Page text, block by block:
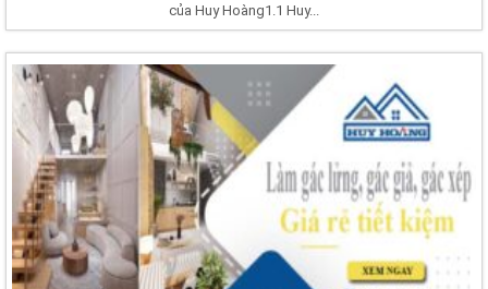
của Huy Hoàng1.1 Huy...